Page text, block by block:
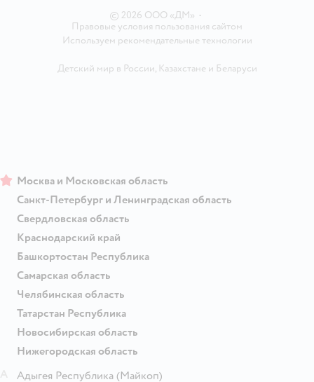
© 2026 ООО «ДМ» •
Правовые условия пользования сайтом
Используем рекомендательные технологии
Детский мир в России, Казахстанеи Беларуси
Москва и Московская область
Санкт-Петербург и Ленинградская область
Свердловская область
Краснодарский край
Башкортостан Республика
Самарская область
Челябинская область
Татарстан Республика
Новосибирская область
Нижегородская область
Адыгея Республика (Майкоп)